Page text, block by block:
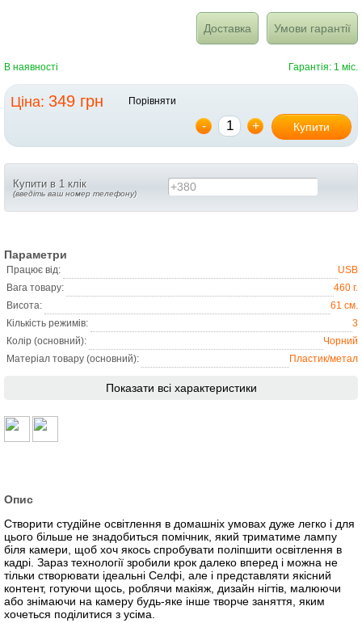
Доставка Умови гарантії
В наявності Гарантія: 1 міс.
Ціна: 349 грн Порівняти
- + Купити
Купити в 1 клік
(введіть ваш номер телефону) +380
Параметри
Працює від:
USB
Вага товару:
460 г.
Висота:
61 см.
Кількість режимів:
3
Колір (основний):
Чорний
Матеріал товару (основний):
Пластик/метал
Показати всі характеристики
Опис
Створити студійне освітлення в домашніх умовах дуже легко і для
цього більше не знадобиться помічник, який триматиме лампу
біля камери, щоб хоч якось спробувати поліпшити освітлення в
кадрі. Зараз технології зробили крок далеко вперед і можна не
тільки створювати ідеальні Селфі, але і представляти якісний
контент, готуючи щось, роблячи макіяж, дизайн нігтів, малюючи
або знімаючи на камеру будь-яке інше творче заняття, яким
хочеться поділитися з усіма.